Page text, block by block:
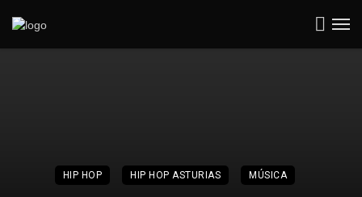
HIP HOP HIP HOP ASTURIAS MÚSICA